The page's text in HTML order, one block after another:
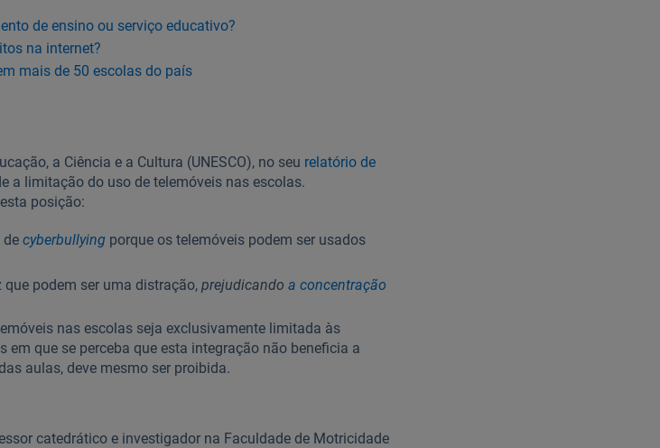
de ensino ou serviço educativo?
na internet?
mais de 50 escolas do país
a Ciência e a Cultura (UNESCO), no seu relatório de
a limitação do uso de telemóveis nas escolas.
posição:
de cyberbullying porque os telemóveis podem ser usados
podem ser uma distração, prejudicando a concentração
nas escolas seja exclusivamente limitada às
que se perceba que esta integração não beneficia a
aulas, deve mesmo ser proibida.
catedrático e investigador na Faculdade de Motricidade